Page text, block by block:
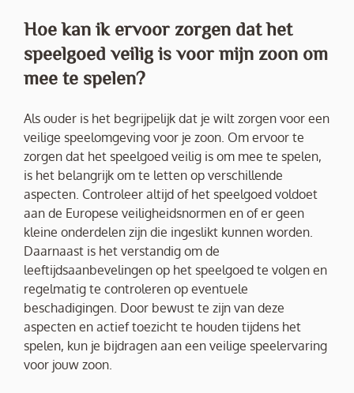
Hoe kan ik ervoor zorgen dat het
speelgoed veilig is voor mijn zoon om
mee te spelen?
Als ouder is het begrijpelijk dat je wilt zorgen voor een
veilige speelomgeving voor je zoon. Om ervoor te
zorgen dat het speelgoed veilig is om mee te spelen,
is het belangrijk om te letten op verschillende
aspecten. Controleer altijd of het speelgoed voldoet
aan de Europese veiligheidsnormen en of er geen
kleine onderdelen zijn die ingeslikt kunnen worden.
Daarnaast is het verstandig om de
leeftijdsaanbevelingen op het speelgoed te volgen en
regelmatig te controleren op eventuele
beschadigingen. Door bewust te zijn van deze
aspecten en actief toezicht te houden tijdens het
spelen, kun je bijdragen aan een veilige speelervaring
voor jouw zoon.